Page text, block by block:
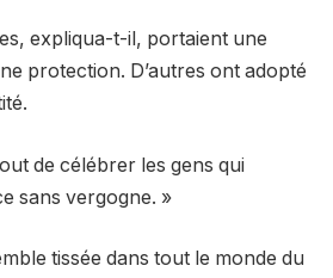
expliqua-t-il, portaient une
protection. D’autres ont adopté
de célébrer les gens qui
sans vergogne. »
tissée dans tout le monde du